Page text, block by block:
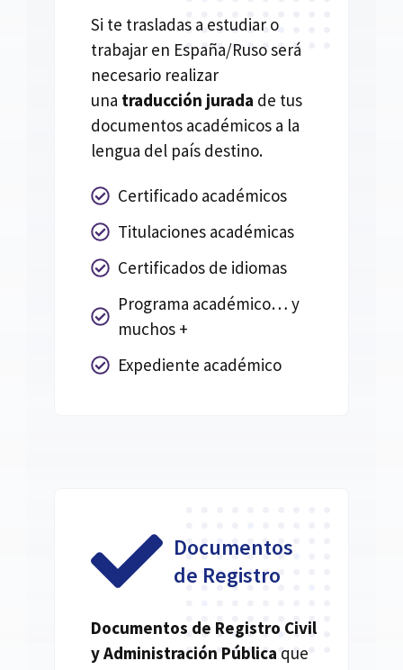
Si te trasladas a estudiar o
trabajar en España/Ruso será
necesario realizar
una traducción jurada de tus
documentos académicos a la
lengua del país destino.
Certificado académicos
Titulaciones académicas
Certificados de idiomas
Programa académico… y
muchos +
Expediente académico
Documentos
de Registro
Documentos de Registro Civil
y Administración Pública que